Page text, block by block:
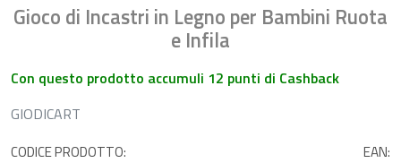
Gioco di Incastri in Legno per Bambini Ruota
e Infila
Con questo prodotto accumuli 12 punti di Cashback
GIODICART
CODICE PRODOTTO:
EAN: